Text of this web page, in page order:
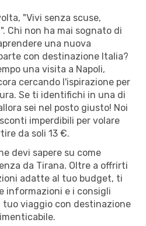
"Vivi senza scuse,
Chi non ha mai sognato di
una nuova
con destinazione Italia?
una visita a Napoli,
cercando l'ispirazione per
Se ti identifichi in una di
sei nel posto giusto! Noi
imperdibili per volare
da soli 13 €.
devi sapere su come
da Tirana. Oltre a offrirti
adatte al tuo budget, ti
informazioni e i consigli
tuo viaggio con destinazione